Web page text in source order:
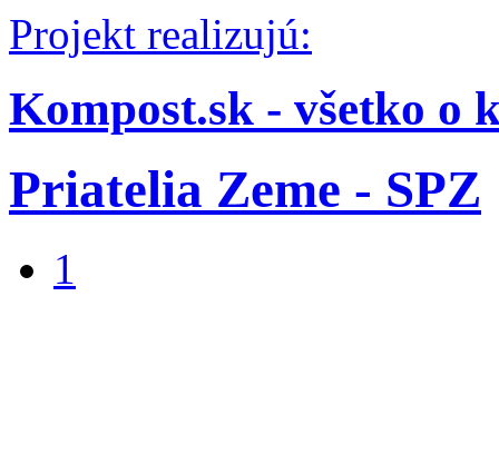
Projekt realizujú:
Kompost.sk - všetko o
Priatelia Zeme - SPZ
1